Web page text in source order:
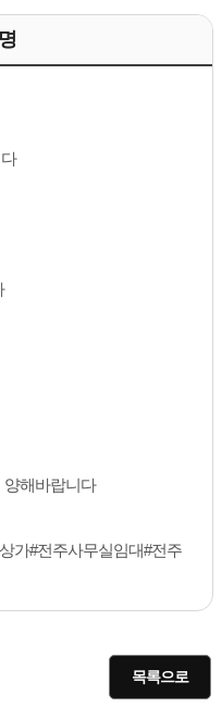
해바랍니다
가#전주사무실임대#전주
목록으로